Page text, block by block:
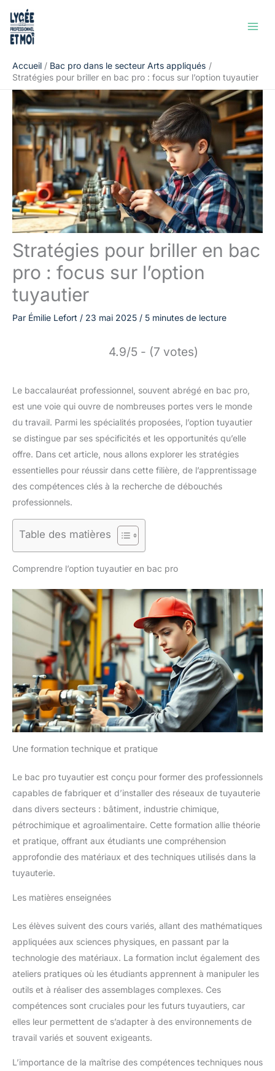
contenu
Accueil
Bac pro dans le secteur Arts appliqués
Stratégies pour briller en bac pro : focus sur l’option tuyautier
Stratégies pour briller en bac
pro : focus sur l’option
tuyautier
Par Émilie Lefort / 23 mai 2025 / 5 minutes de lecture
4.9/5 - (7 votes)
Le baccalauréat professionnel, souvent abrégé en bac pro,
est une voie qui ouvre de nombreuses portes vers le monde
du travail. Parmi les spécialités proposées, l’option tuyautier
se distingue par ses spécificités et les opportunités qu’elle
offre. Dans cet article, nous allons explorer les stratégies
essentielles pour réussir dans cette filière, de l’apprentissage
des compétences clés à la recherche de débouchés
professionnels.
Table des matières
Comprendre l’option tuyautier en bac pro
Une formation technique et pratique
Le bac pro tuyautier est conçu pour former des professionnels
capables de fabriquer et d’installer des réseaux de tuyauterie
dans divers secteurs : bâtiment, industrie chimique,
pétrochimique et agroalimentaire. Cette formation allie théorie
et pratique, offrant aux étudiants une compréhension
approfondie des matériaux et des techniques utilisés dans la
tuyauterie.
Les matières enseignées
Les élèves suivent des cours variés, allant des mathématiques
appliquées aux sciences physiques, en passant par la
technologie des matériaux. La formation inclut également des
ateliers pratiques où les étudiants apprennent à manipuler les
outils et à réaliser des assemblages complexes. Ces
compétences sont cruciales pour les futurs tuyautiers, car
elles leur permettent de s’adapter à des environnements de
travail variés et souvent exigeants.
L’importance de la maîtrise des compétences techniques nous
Rechercher